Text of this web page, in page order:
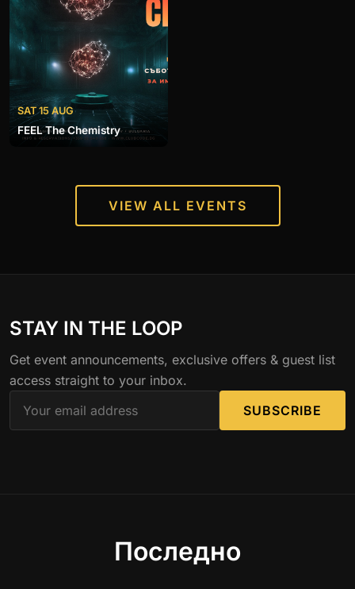
SAT 15 AUG
FEEL The Chemistry
VIEW ALL EVENTS
STAY IN THE LOOP
Get event announcements, exclusive offers & guest list
access straight to your inbox.
SUBSCRIBE
Последно